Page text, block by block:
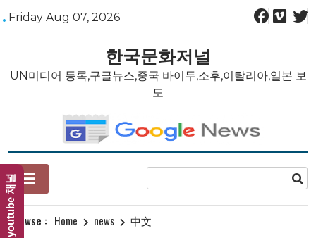
Skip
to
Friday Aug 07, 2026
한국문화저널
UN미디어 등록,구글뉴스,중국 바이두,소후,이탈리아,일본 보
도
Browse : Home news 中文
youtube 채널